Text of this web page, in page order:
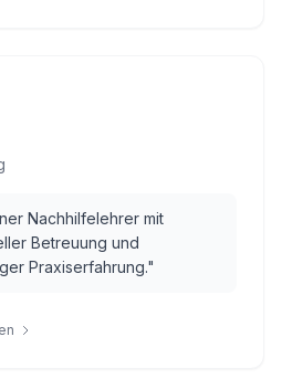
Nachhilfelehrer mit
Betreuung und
Praxiserfahrung."